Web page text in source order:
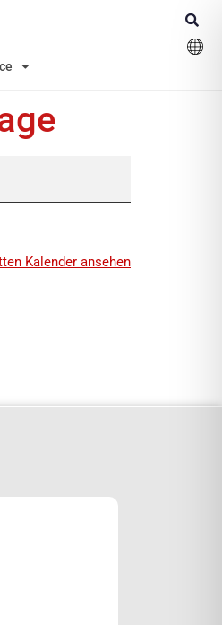
Kalender ansehen